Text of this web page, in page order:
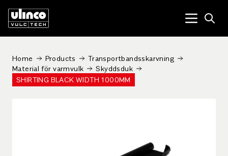
Menu
Home Products
Transportbandsskarvning
Material för varmvulk
Skyddsduk
SHIRTING BLACK WIDTH 1000MM